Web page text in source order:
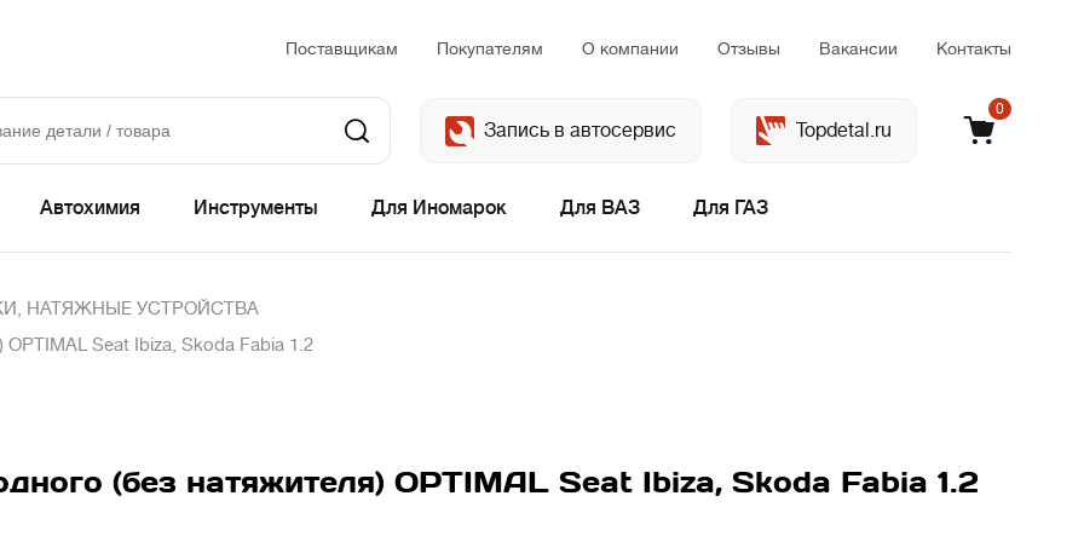
Поставщикам Покупателям О компании Отзывы Вакансии Контакты
Запись в автосервис Topdetal.ru
0
Автохимия Инструменты Для Иномарок Для ВАЗ Для ГАЗ
НАТЯЖНЫЕ УСТРОЙСТВА
Seat Ibiza, Skoda Fabia 1.2
(без натяжителя) OPTIMAL Seat Ibiza, Skoda Fabia 1.2